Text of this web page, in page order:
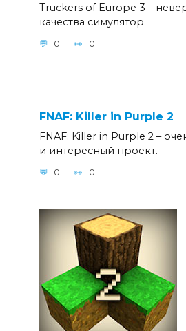
Truckers of Europe 3 –
качества симулятор
0 0
FNAF: Killer in Purple 2
FNAF: Killer in Purple 2 –
и интересный проект.
0 0